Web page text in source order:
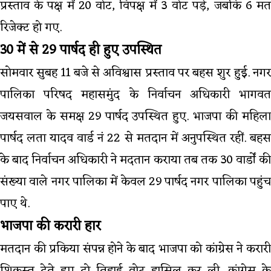
प्रस्ताव के पक्ष में 20 वोट, विपक्ष में 3 वोट पड़े, जबकि 6 मत
रिजेक्ट हो गए.
30 में से 29 पार्षद ही हुए उपस्थित
सोमवार सुबह 11 बजे से अविश्वास प्रस्ताव पर बहस शुर हुई. नगर
पालिका परिषद महासमुंद के निर्वाचन अधिकारी भागवत
जयसवाल के समक्ष 29 पार्षद उपस्थित हुए. भाजपा की महिला
पार्षद लता यादव वार्ड नं 22 से मतदान में अनुपस्थित रहीं. बहस
के बाद निर्वाचन अधिकारी ने मदतान कराया तब तक 30 वार्डों की
संख्या वाले नगर पालिका में केवल 29 पार्षद नगर पालिका पहुंच
पाए थे.
भाजपा की करारी हार
मतदान की प्रकिया संपन्न होने के बाद भाजपा को कांग्रेस ने करारी